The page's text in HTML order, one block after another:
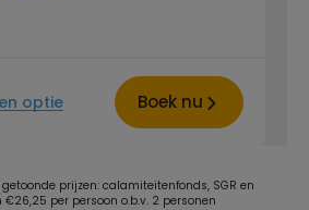
optie Boek nu
prijzen: calamiteitenfonds, SGR en
€26,25 per persoon o.b.v. 2 personen